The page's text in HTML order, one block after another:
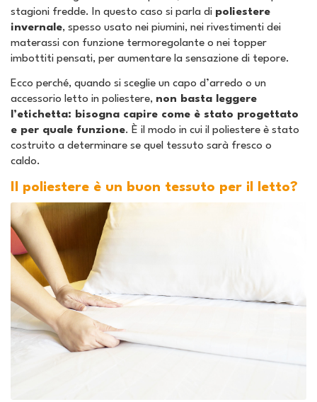
stagioni fredde. In questo caso si parla di poliestere
invernale, spesso usato nei piumini, nei rivestimenti dei
materassi con funzione termoregolante o nei topper
imbottiti pensati, per aumentare la sensazione di tepore.
Ecco perché, quando si sceglie un capo d’arredo o un
accessorio letto in poliestere, non basta leggere
l’etichetta: bisogna capire come è stato progettato
e per quale funzione. È il modo in cui il poliestere è stato
costruito a determinare se quel tessuto sarà fresco o
caldo.
Il poliestere è un buon tessuto per il letto?